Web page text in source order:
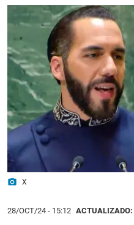
photo_camera X
28/OCT/24 - 15:12 ACTUALIZADO: